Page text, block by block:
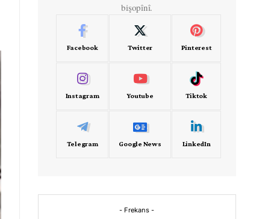
bişopînî.
Facebook Twitter Pinterest
Instagram Youtube Tiktok
Telegram Google News LinkedIn
- Frekans -